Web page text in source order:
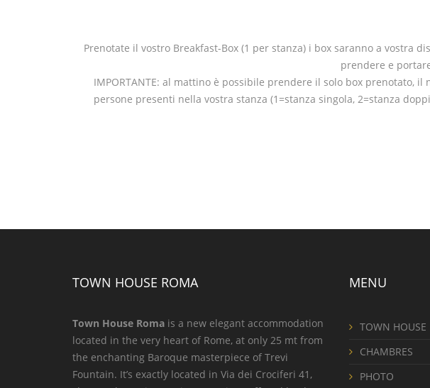
Prenotate il vostro Breakfast-Box (1 per stanza) i box saranno a vostra
prendere e
IMPORTANTE: al mattino è possibile prendere il solo box prenotato,
persone presenti nella vostra stanza (1=stanza singola, 2=stanza
TOWN HOUSE ROMA
Town House Roma is a new elegant accommodation
located in the very heart of Rome, at only 25 mt from
the enchanting Baroque masterpiece of Trevi
Fountain. It’s exactly located in Via dei Crociferi 41,
MENU
TOWN HOUSE
CHAMBRES
PHOTO